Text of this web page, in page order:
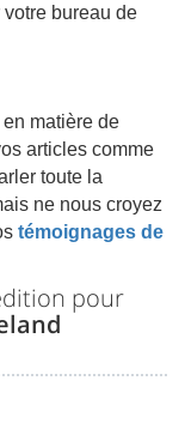
bureau de
matière de
articles comme
toute la
ne nous croyez
témoignages de
pour